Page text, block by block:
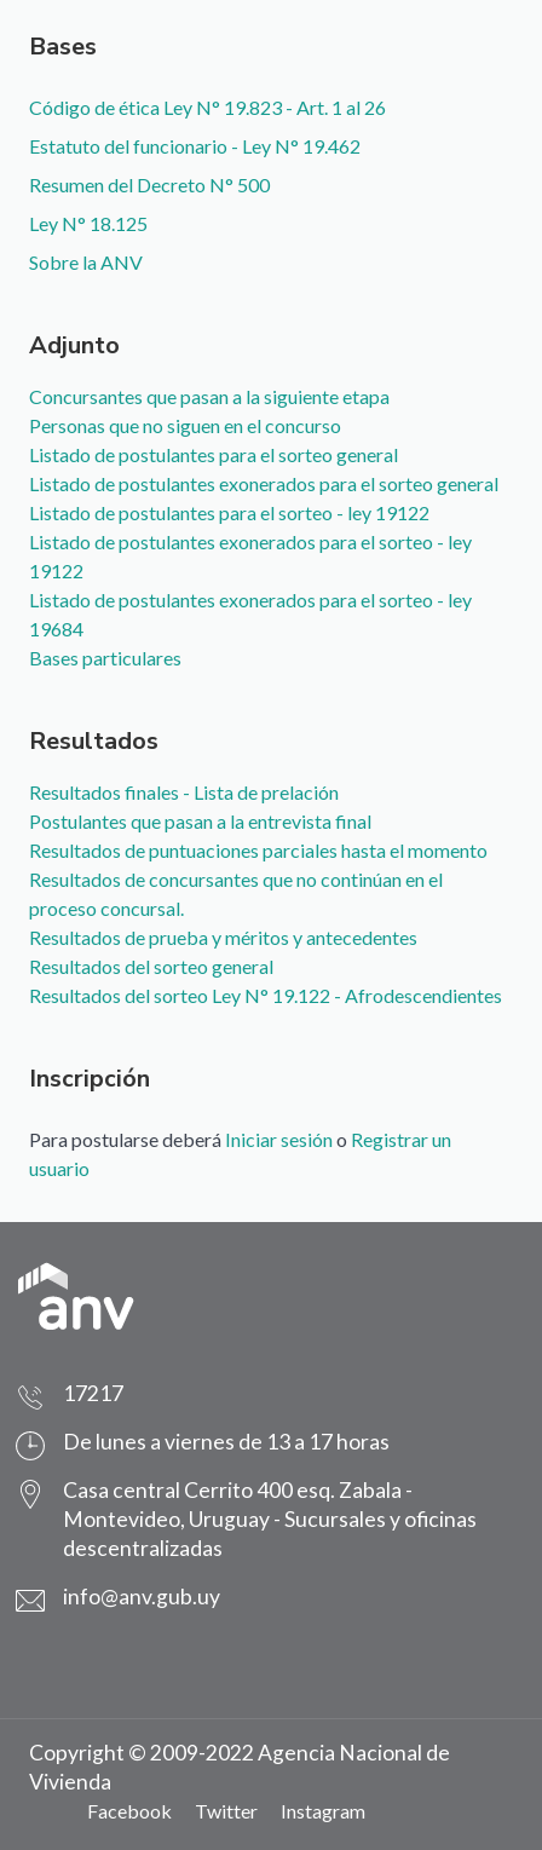
Bases
Documento
Código de ética Ley N° 19.823 - Art. 1 al 26
Documento
Estatuto del funcionario - Ley N° 19.462
Documento
Resumen del Decreto N° 500
Documento
Ley N° 18.125
Documento
Sobre la ANV
Adjunto
Concursantes que pasan a la siguiente etapa
Personas que no siguen en el concurso
Listado de postulantes para el sorteo general
Listado de postulantes exonerados para el sorteo general
Listado de postulantes para el sorteo - ley 19122
Listado de postulantes exonerados para el sorteo - ley
19122
Listado de postulantes exonerados para el sorteo - ley
19684
Bases particulares
Resultados
Resultados finales - Lista de prelación
Postulantes que pasan a la entrevista final
Resultados de puntuaciones parciales hasta el momento
Resultados de concursantes que no continúan en el
proceso concursal.
Resultados de prueba y méritos y antecedentes
Resultados del sorteo general
Resultados del sorteo Ley N° 19.122 - Afrodescendientes
Inscripción
Para postularse deberá Iniciar sesióno Registrar un
usuario
17217
De lunes a viernes de 13 a 17 horas
Casa central Cerrito 400 esq. Zabala -
Montevideo, Uruguay -Sucursales y oficinas
descentralizadas
info@anv.gub.uy
Copyright © 2009-2022 Agencia Nacional de
Vivienda
Facebook Twitter Instagram